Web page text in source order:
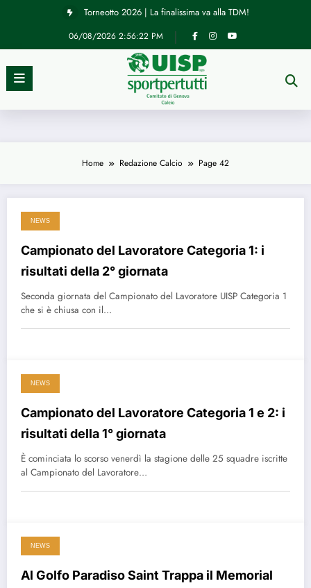
Torneotto 2026 | La finalissima va alla TDM!
06/08/2026 2:56:23 PM
Home Redazione Calcio Page 42
NEWS
Campionato del Lavoratore Categoria 1: i
risultati della 2° giornata
Seconda giornata del Campionato del Lavoratore UISP Categoria 1
che si è chiusa con il…
NEWS
Campionato del Lavoratore Categoria 1 e 2: i
risultati della 1° giornata
È cominciata lo scorso venerdì la stagione delle 25 squadre iscritte
al Campionato del Lavoratore…
NEWS
Al Golfo Paradiso Saint Trappa il Memorial